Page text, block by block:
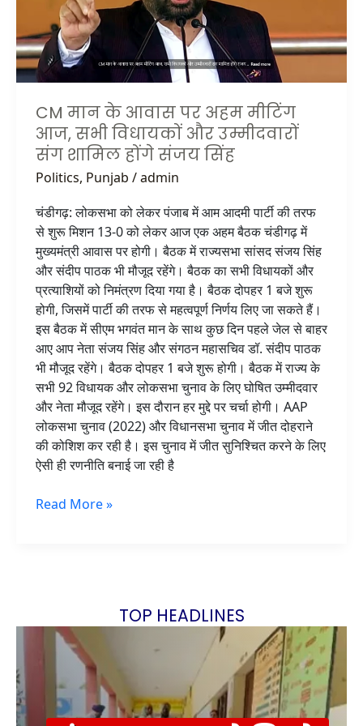
CM मान के आवास पर अहम मीटिंग
आज, सभी विधायकों और उम्मीदवारों
संग शामिल होंगे संजय सिंह
Politics, Punjab /admin
चंडीगढ़: लोकसभा को लेकर पंजाब में आम आदमी पार्टी की तरफ
से शुरू मिशन 13-0 को लेकर आज एक अहम बैठक चंडीगढ़ में
मुख्यमंत्री आवास पर होगी। बैठक में राज्यसभा सांसद संजय सिंह
और संदीप पाठक भी मौजूद रहेंगे। बैठक का सभी विधायकों और
प्रत्याशियों को निमंत्रण दिया गया है। बैठक दोपहर 1 बजे शुरू
होगी, जिसमें पार्टी की तरफ से महत्वपूर्ण निर्णय लिए जा सकते हैं।
इस बैठक में सीएम भगवंत मान के साथ कुछ दिन पहले जेल से बाहर
आए आप नेता संजय सिंह और संगठन महासचिव डॉ. संदीप पाठक
भी मौजूद रहेंगे। बैठक दोपहर 1 बजे शुरू होगी। बैठक में राज्य के
सभी 92 विधायक और लोकसभा चुनाव के लिए घोषित उम्मीदवार
और नेता मौजूद रहेंगे। इस दौरान हर मुद्दे पर चर्चा होगी। AAP
लोकसभा चुनाव (2022) और विधानसभा चुनाव में जीत दोहराने
की कोशिश कर रही है। इस चुनाव में जीत सुनिश्चित करने के लिए
ऐसी ही रणनीति बनाई जा रही है
मीटिंग
आज,
सभी
विधायकों
उम्मीदवारों
संग
शामिल
होंगे
सिंह
Read More »
TOP HEADLINES
10 फीट गहरे गड्ढे में
दफनाई लाश, 6 टुकड़ों में
पुलिस ने बरामद किया
चंडीगढ़ एयरपोर्ट से सिर्फ़
2 अंतर्राष्ट्रीय उड़ाने?
PM Kisan Yojana: ये
काम करना है बेहद जरूरी,
इंस्टाग्राम पर बनाई
कनाडा की GF, फिर इंप्रेस
करने के चक्कर में कर
पंजाब में उधार दिए पैसे
मांगना युवक को पड़ गया